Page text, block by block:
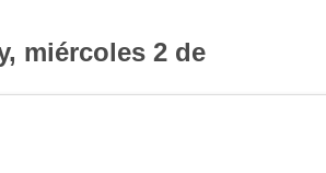
miércoles 2 de